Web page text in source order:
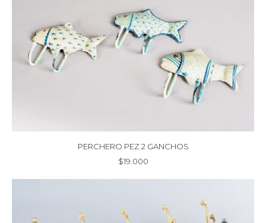
PERCHERO PEZ 2 GANCHOS
$19.000